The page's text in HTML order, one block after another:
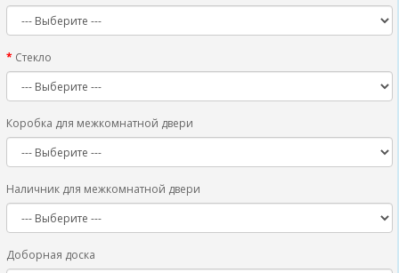
Стекло
Коробка для межкомнатной двери
Наличник для межкомнатной двери
Доборная доска